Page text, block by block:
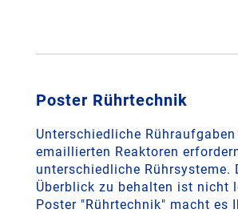
Poster Rührtechnik
Unterschiedliche Rühraufgaben
emaillierten Reaktoren
unterschiedliche Rührsysteme.
Überblick zu behalten ist nicht
Poster "Rührtechnik" macht es